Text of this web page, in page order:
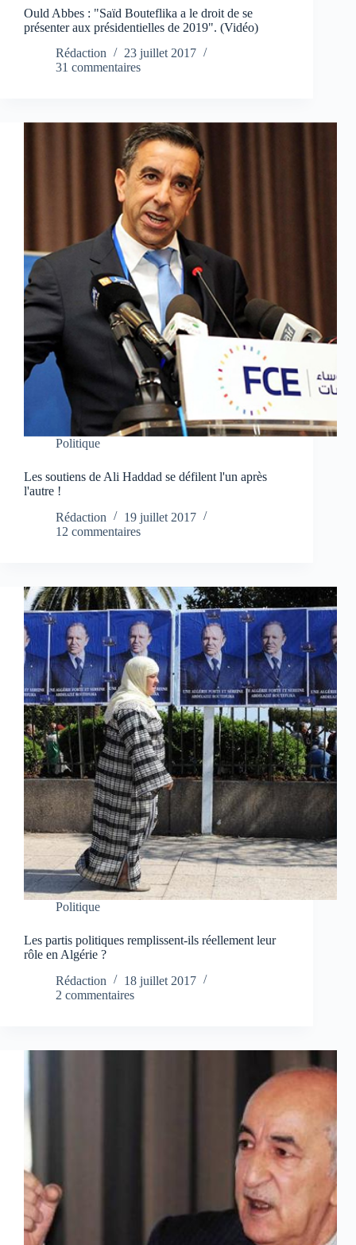
Ould Abbes : "Saïd Bouteflika a le droit de se
présenter aux présidentielles de 2019". (Vidéo)
Rédaction
23 juillet 2017
31 commentaires
Politique
Les soutiens de Ali Haddad se défilent l'un après
l'autre !
Rédaction
19 juillet 2017
12 commentaires
Politique
Les partis politiques remplissent-ils réellement leur
rôle en Algérie ?
Rédaction
18 juillet 2017
2 commentaires